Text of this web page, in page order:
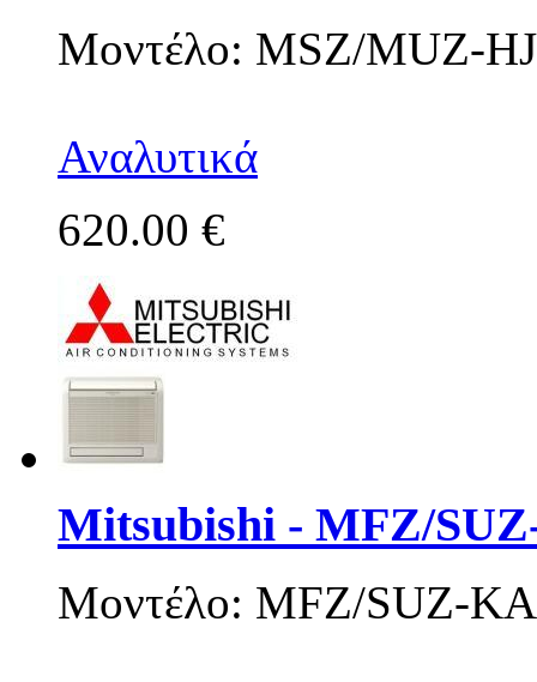
Μοντέλο: MSZ/MUZ-
Αναλυτικά
620.00 €
Mitsubishi - MFZ/
Μοντέλο: MFZ/SUZ-